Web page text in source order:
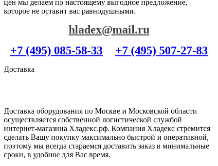
цен мы делаем по настоящему выгодное предложение,
которое не оставит вас равнодушными.
hladex@mail.ru
+7 (495) 085-58-33
+7 (495) 507-27-83
Доставка
Доставка оборудования по Москве и Московской области
осуществляется собственной логистической службой
интернет-магазина Хладекс.рф. Компания Хладекс стремится
сделать Вашу покупку максимально быстрой и оперативной,
поэтому мы всегда стараемся доставить заказ в минимальные
сроки, в удобное для Вас время.